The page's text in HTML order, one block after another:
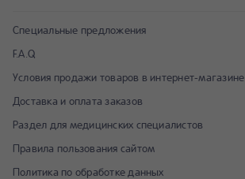
Специальные предложения
F.A.Q
Условия продажи товаров в интернет-магазине
Доставка и оплата заказов
Раздел для медицинских специалистов
Правила пользования сайтом
Политика по обработке данных